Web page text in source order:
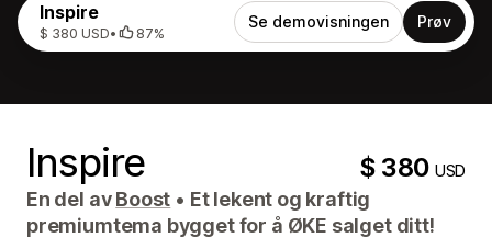
Inspire
$ 380 USD• 87%
Se demovisningen Prøv
Inspire $ 380USD
En del avBoost • Et lekent og kraftig
premiumtema bygget for å ØKE salget ditt!